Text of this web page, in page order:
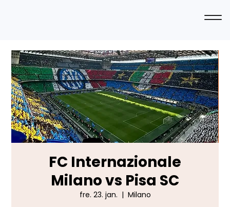
FC Internazionale
Milano vs Pisa SC
fre. 23. jan.
  |
Milano